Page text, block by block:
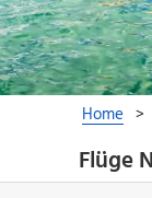
Flüge